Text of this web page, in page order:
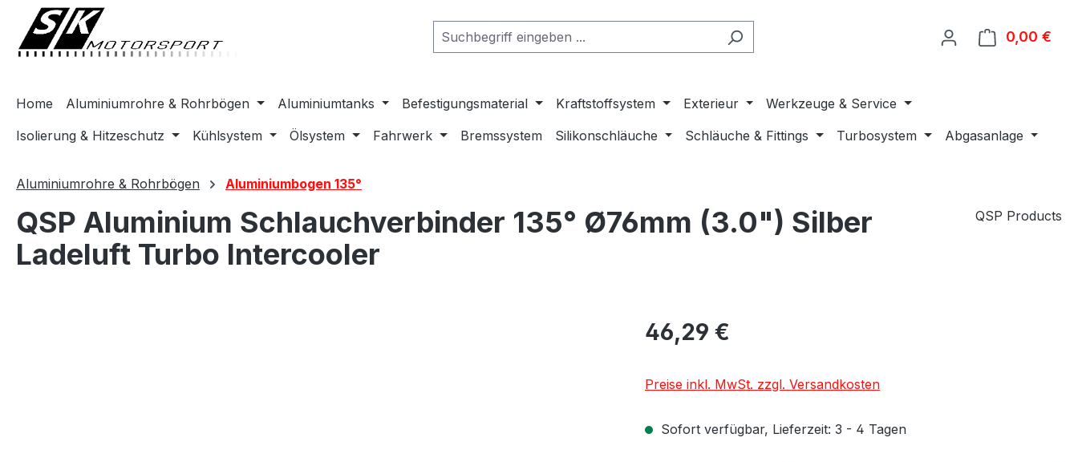
Zur Hauptnavigation springen
0,00 €
Home Aluminiumrohre & Rohrbögen Aluminiumtanks Befestigungsmaterial Kraftstoffsystem Exterieur
Werkzeuge & Service
Isolierung & Hitzeschutz
Kühlsystem Ölsystem Fahrwerk Bremssystem Silikonschläuche Schläuche & Fittings Turbosystem Abgasanlage
Aluminiumrohre & Rohrbögen Aluminiumbogen 135°
QSP Aluminium Schlauchverbinder 135° Ø76mm (3.0") Silber
Ladeluft Turbo Intercooler
QSP Products
46,29 €
Preise inkl. MwSt. zzgl. Versandkosten
Sofort verfügbar, Lieferzeit: 3 - 4 Tagen